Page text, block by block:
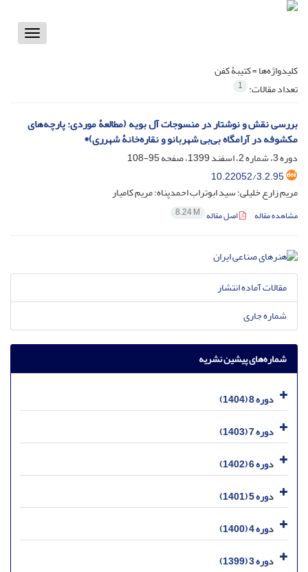
Toggle
کلیدواژه‌ها =کتیبۀ کفن
تعداد مقالات: 1
بررسی نقش و نوشتار در منسوجات آل ‌بویه (مطالعۀ موردی: پارچه‌های
مکشوفه در آرامگاه بی‌بی شهربانو و نقاره‌خانۀ شهرری)*
دوره 3، شماره 2، اسفند 1399، صفحه
95-108
10.22052/3.2.95
مریم زارع خلیلی؛ سید ابوتراب احمدپناه؛ مریم کامیار
مشاهده مقاله اصل مقاله 8.24 M
مقالات آماده انتشار
شماره جاری
شماره‌های پیشین نشریه
دوره 8 (1404)
دوره 7 (1403)
دوره 6 (1402)
دوره 5 (1401)
دوره 4 (1400)
دوره 3 (1399)